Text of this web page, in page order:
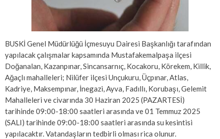
BUSKİ Genel Müdürlüğü İçmesuyu Dairesi Başkanlığı tarafından
yapılacak çalışmalar kapsamında Mustafakemalpaşa ilçesi
Doğanalan, Kazanpınar, Sincansarnıç, Kocakoru, Körekem, Killik,
Ağaçlı mahalleleri; Nilüfer ilçesi Unçukuru, Üçpınar, Atlas,
Kadriye, Maksempınar, İnegazi, Ayva, Fadıllı, Korubaşı, Gelemit
Mahalleleri ve civarında 30 Haziran 2025 (PAZARTESİ)
tarihinde 09:00-18:00 saatleri arasında ve 01 Temmuz 2025
(SALI) tarihinde 09:00-18:00 saatleri arasında su kesintisi
yapılacaktır. Vatandaşların tedbirli olması rica olunur.